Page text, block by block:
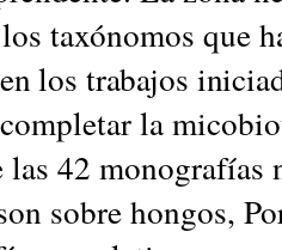
taxónomos que
los trabajos
la
42 monografías
sobre hongos,